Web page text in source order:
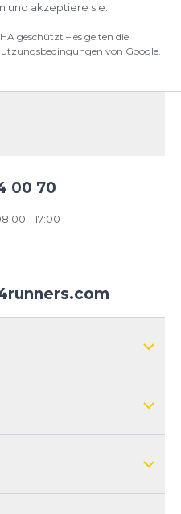
und akzeptiere sie.
geschützt – es gelten die
von Google.
00 70
- 17:00